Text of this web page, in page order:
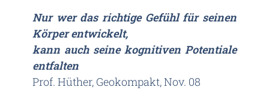
Nur wer das richtige Gefühl für seinen
Körper entwickelt,
kann auch seine kognitiven Potentiale
entfalten
Prof. Hüther, Geokompakt, Nov. 08